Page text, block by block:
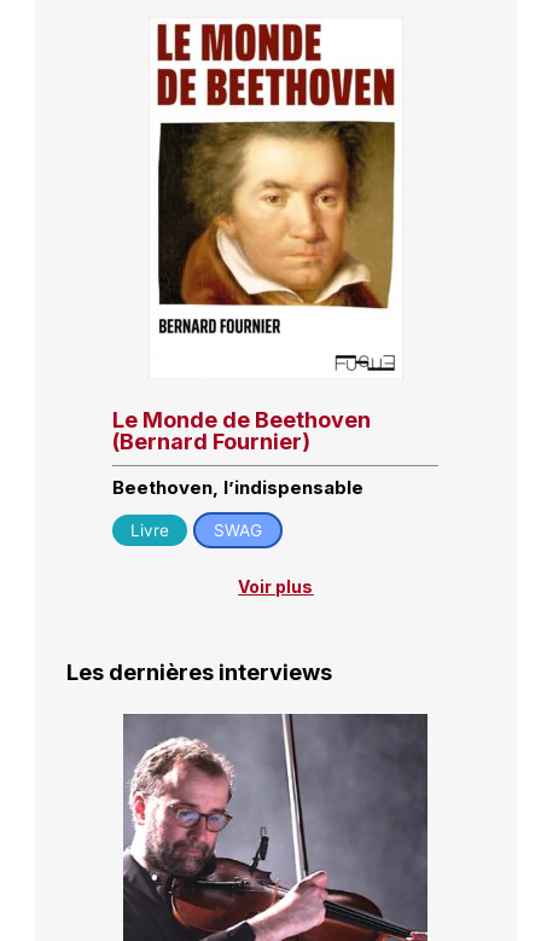
Le Monde de Beethoven
(Bernard Fournier)
Beethoven, l’indispensable
Livre SWAG
Voir plus
Les dernières interviews